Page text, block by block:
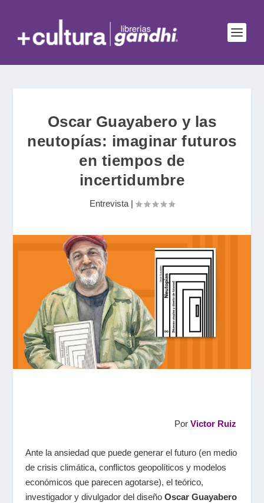
Oscar Guayabero y las
neutopías: imaginar futuros
en tiempos de
incertidumbre
Entrevista |
PorVictor Ruiz
Ante la ansiedad que puede generar el futuro (en medio
de crisis climática, conflictos geopolíticos y modelos
económicos que parecen agotarse), el teórico,
investigador y divulgador del diseño Oscar Guayabero